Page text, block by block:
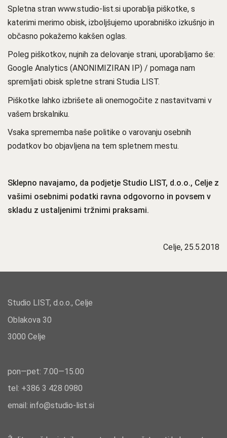
Spletna stran www.studio-list.si uporablja piškotke, s
katerimi merimo obisk, izboljšujemo uporabniško izkušnjo in
občasno pokažemo kakšen oglas.
Poleg piškotkov, nujnih za delovanje strani, uporabljamo še:
Google Analytics (ANONIMIZIRAN IP) / pomaga nam
spremljati obisk spletne strani Studia LIST.
Piškotke lahko izbrišete ali onemogočite z nastavitvami v
vašem brskalniku.
Vsaka sprememba naše politike o varovanju osebnih
podatkov bo objavljena na tem spletnem mestu.
Sklepno navajamo, da podjetje Studio LIST, d.o.o., Celje z
vašimi osebnimi podatki ravna odgovorno in povsem v
skladu z ustaljenimi tržnimi praksami.
Celje, 25.5.2018
Studio LIST, d.o.o., Celje
Oblakova 30
3000 Celje
pon—pet: 7.00—15.00
tel: +386 3 428 0980
email: info@studio-list.si